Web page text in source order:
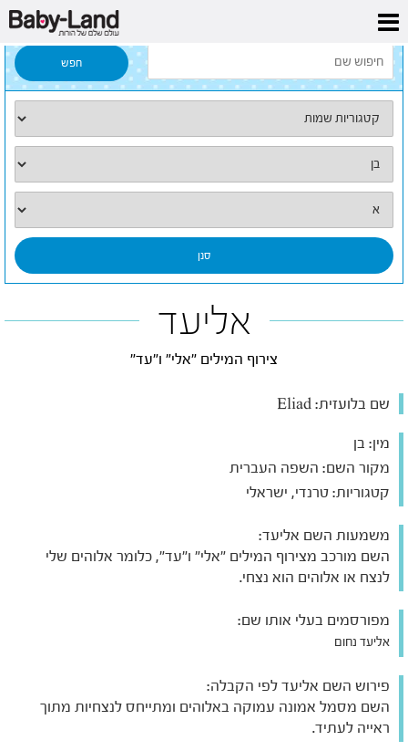
דף הבית
אליעד
צירוף המילים "אלי" ו"עד"
שם בלועזית:
מין: בן
מקור השם: השפה העברית
קטגוריות: טרנדי, ישראלי
משמעות השם אליעד:
השם מורכב מצירוף המילים "אלי" ו"עד", כלומר אלוהים שלי
לנצח או אלוהים הוא נצחי.
מפורסמים בעלי אותו שם:
אליעד נחום
פירוש השם אליעד לפי הקבלה:
השם מסמל אמונה עמוקה באלוהים ומתייחס לנצחיות מתוך
ראייה לעתיד.